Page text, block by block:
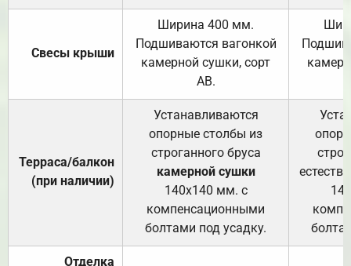
Свесы крыши
Ширина 400 мм.
Подшиваются вагонкой
камерной сушки, сорт
АВ.
Терраса/балкон
(при наличии)
Устанавливаются
опорные столбы из
строганного бруса
камерной сушки
140х140 мм. с
компенсационными
болтами под усадку.
Отделка